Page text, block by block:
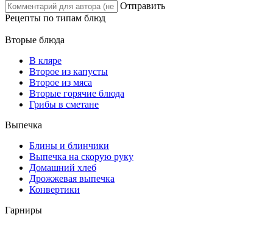
Отправить
Рецепты по типам блюд
Вторые блюда
В кляре
Второе из капусты
Второе из мяса
Вторые горячие блюда
Грибы в сметане
Выпечка
Блины и блинчики
Выпечка на скорую руку
Домашний хлеб
Дрожжевая выпечка
Конвертики
Гарниры